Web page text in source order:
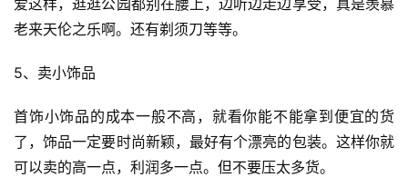
老来天伦之乐啊。还有剃须刀等等。
5、卖小饰品
首饰小饰品的成本一般不高，就看你能不能拿到便宜的货
了，饰品一定要时尚新颖，最好有个漂亮的包装。这样你就
可以卖的高一点，利润多一点。但不要压太多货。